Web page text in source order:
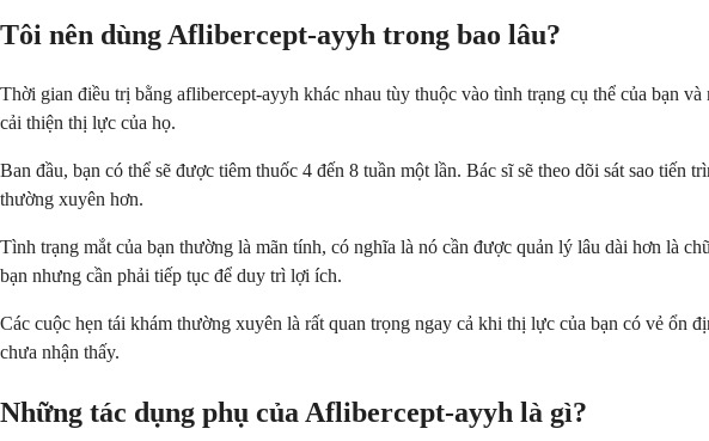
Tôi nên dùng Aflibercept-ayyh trong bao lâu?
Thời gian điều trị bằng aflibercept-ayyh khác nhau tùy thuộc vào tình trạng cụ thể của bạn
cải thiện thị lực của họ.
Ban đầu, bạn có thể sẽ được tiêm thuốc 4 đến 8 tuần một lần. Bác sĩ sẽ theo dõi sát sao
thường xuyên hơn.
Tình trạng mắt của bạn thường là mãn tính, có nghĩa là nó cần được quản lý lâu dài hơn là
bạn nhưng cần phải tiếp tục để duy trì lợi ích.
Các cuộc hẹn tái khám thường xuyên là rất quan trọng ngay cả khi thị lực của bạn có vẻ ổn
chưa nhận thấy.
Những tác dụng phụ của Aflibercept-ayyh là gì?